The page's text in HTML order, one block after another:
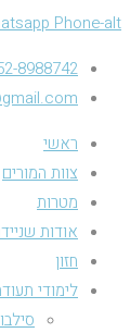
Phone-alt
8988742
ראשי
צוות המורים
מטרות
אודות
חזון
לימודי